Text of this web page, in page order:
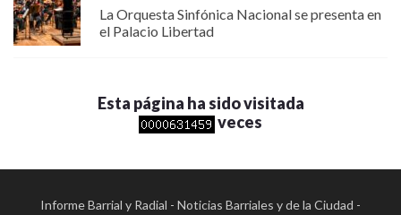
La Orquesta Sinfónica Nacional se presenta en
el Palacio Libertad
Esta página ha sido visitada
veces
Informe Barrial y Radial - Noticias Barriales y de la Ciudad -